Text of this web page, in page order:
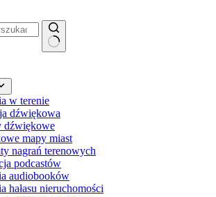
w terenie
dźwiękowa
dźwiękowe
mapy miast
nagrań terenowych
podcastów
audiobooków
hałasu nieruchomości